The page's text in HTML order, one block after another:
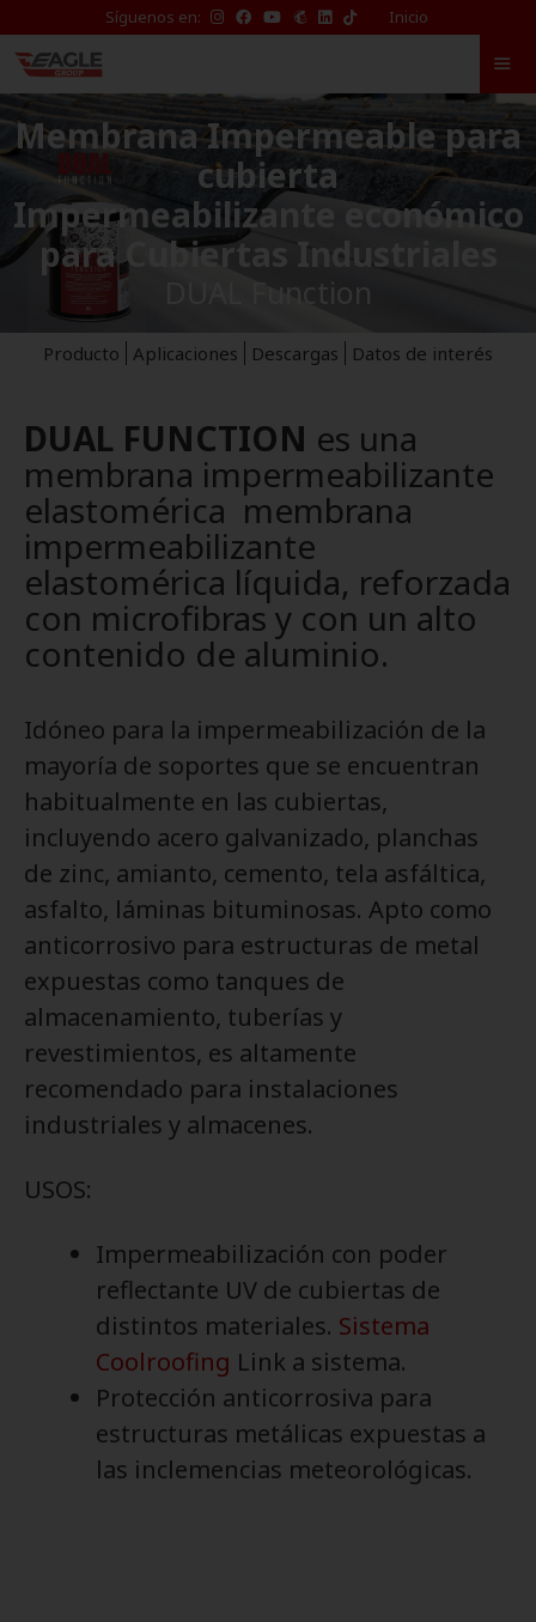
Síguenos en:
TikTok
de
Inicio
Membrana Impermeable para
cubierta
Impermeabilizante económico
para Cubiertas Industriales
DUAL Function
Producto Aplicaciones Descargas Datos de interés
DUAL FUNCTION es una
membrana impermeabilizante
elastomérica membrana
impermeabilizante
elastomérica líquida, reforzada
con microfibras y con un alto
contenido de aluminio.
Idóneo para la impermeabilización de la
mayoría de soportes que se encuentran
habitualmente en las cubiertas,
incluyendo acero galvanizado, planchas
de zinc, amianto, cemento, tela asfáltica,
asfalto, láminas bituminosas. Apto como
anticorrosivo para estructuras de metal
expuestas como tanques de
almacenamiento, tuberías y
revestimientos, es altamente
recomendado para instalaciones
industriales y almacenes.
USOS:
Impermeabilización con poder
reflectante UV de cubiertas de
distintos materiales. Sistema
Coolroofing Link a sistema.
Protección anticorrosiva para
estructuras metálicas expuestas a
las inclemencias meteorológicas.